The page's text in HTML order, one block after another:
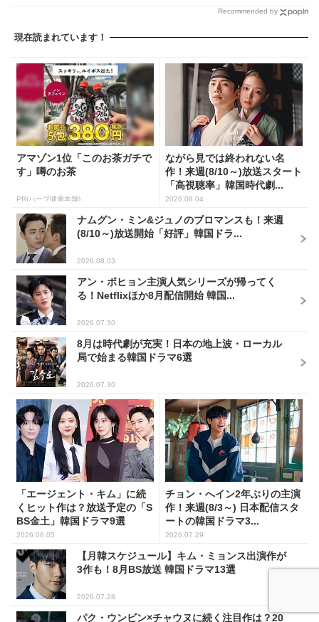
Recommended by
現在読まれています！
アマゾン1位「このお茶ガチで
す」噂のお茶
PR(ハーブ健康本舗)
ながら見では終われない名
作！来週(8/10～)放送スタート
「高視聴率」韓国時代劇...
2026.08.04
ナムグン・ミン&ジュノのブロマンスも！来週
(8/10～)放送開始「好評」韓国ドラ...
2026.08.03
アン・ボヒョン主演人気シリーズが帰ってく
る！Netflixほか8月配信開始 韓国...
2026.07.30
8月は時代劇が充実！日本の地上波・ローカル
局で始まる韓国ドラマ6選
2026.07.30
「エージェント・キム」に続
くヒット作は？放送予定の「S
BS金土」韓国ドラマ9選
2026.08.05
チョン・へイン2年ぶりの主演
作！来週(8/3～) 日本配信スタ
ートの韓国ドラマ3...
2026.07.29
【月韓スケジュール】キム・ミョンス出演作が
3作も！8月BS放送 韓国ドラマ13選
2026.07.28
パク・ウンビン×チャウヌに続く注目作は？20